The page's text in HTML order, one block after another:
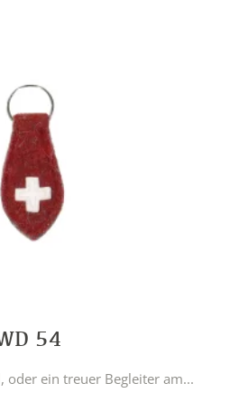
54
oder ein treuer Begleiter am...